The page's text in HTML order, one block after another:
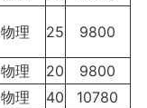
物理 25 9800
物理 20
9800
物理 40
10780